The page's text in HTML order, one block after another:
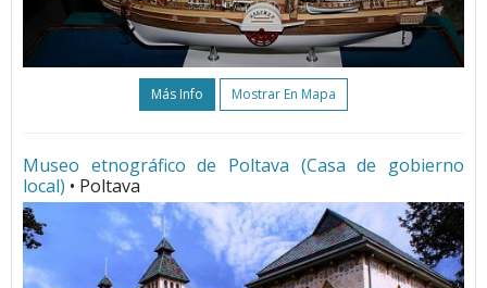
Más Info Mostrar En Mapa
Museo etnográfico de Poltava (Casa de gobierno
local) • Poltava